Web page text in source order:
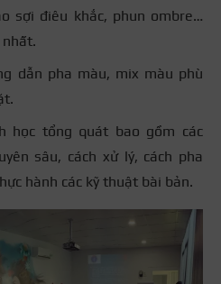
sợi điêu khắc, phun ombre…
nhất.
dẫn pha màu, mix màu phù
học tổng quát bao gồm các
sâu, cách xử lý, cách pha
hành các kỹ thuật bài bản.